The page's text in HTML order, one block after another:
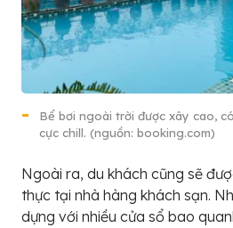
Bể bơi ngoài trời được xây cao,
cực chill. (nguồn: booking.com)
Ngoài ra, du khách cũng sẽ
thực tại nhà hàng khách sạn.
dựng với nhiều cửa sổ bao